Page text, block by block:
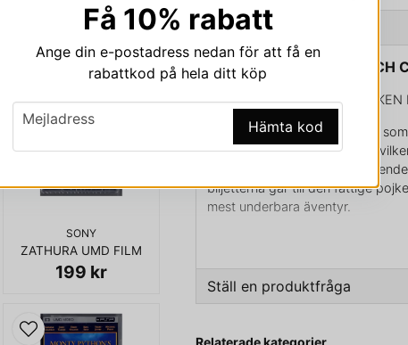
SONY
ZATHURA UMD FILM
199 kr
Beskrivning
Beskrivning av KALLE OCH
KALLE OCH
Den excentriske Willy Wonka,
världsomspännande tävling i
skapelse, som ingen
biljetterna går till den fattige
mest underbara äventyr.
KOMPLETT I BOX
Ställ en produktfråga
Fråga oss något om denna
Relaterade kategorier
Få 10% rabatt
Ange din e-postadress nedan för att få en
rabattkod på hela ditt köp
email
Mejladress Hämta kod